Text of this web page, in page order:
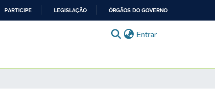
PARTICIPE LEGISLAÇÃO ÓRGÃOS DO GOVERNO
Entrar(current)